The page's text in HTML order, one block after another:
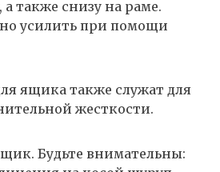
а также снизу на раме.
усилить при помощи
ящика также служат для
жесткости.
Будьте внимательны: